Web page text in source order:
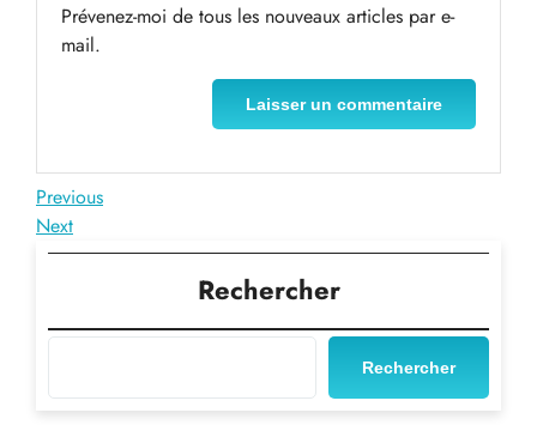
Prévenez-moi de tous les nouveaux articles par e-
mail.
Navigation
de
Previous
Post
Previous
Next
Post
Next
Rechercher
Rechercher